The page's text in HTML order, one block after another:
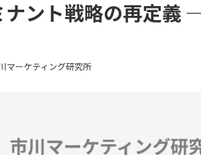
ナント戦略の再定義
マーケティング研究所